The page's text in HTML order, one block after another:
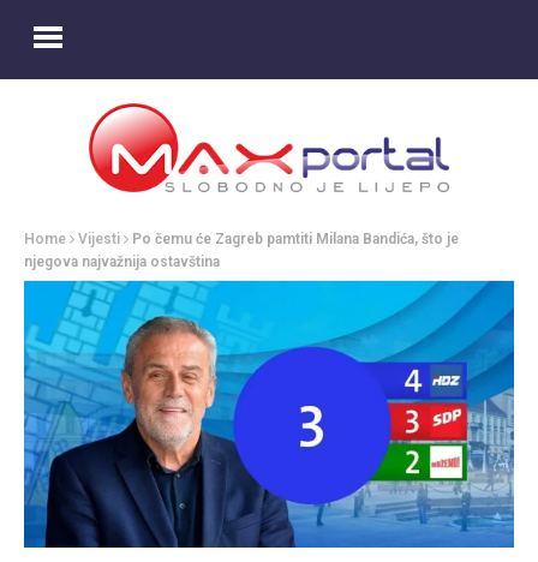
Home Vijesti
Po čemu će Zagreb pamtiti Milana Bandića, što je
njegova najvažnija ostavština